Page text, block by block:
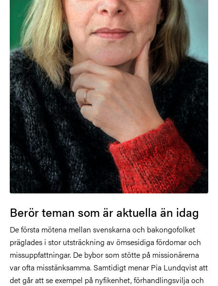
Berör teman som är aktuella än idag
De första mötena mellan svenskarna och bakongofolket
präglades i stor utsträckning av ömsesidiga fördomar och
missuppfattningar. De bybor som stötte på missionärerna
var ofta misstänksamma. Samtidigt menar Pia Lundqvist att
det går att se exempel på nyfikenhet, förhandlingsvilja och